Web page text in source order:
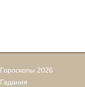
Гороскопы 2026
Гадания